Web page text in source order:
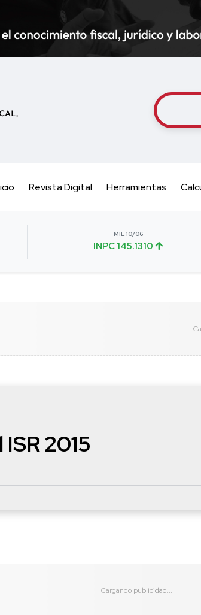
Revista Digital Herramientas
MIE 10/06
INPC 145.1310
2015